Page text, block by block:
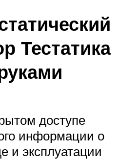
Тестатика
доступе
информации о
и эксплуатации